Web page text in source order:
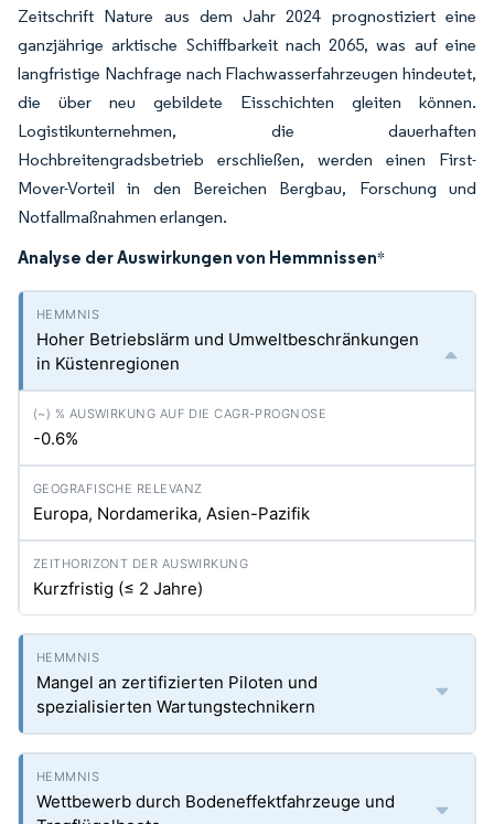
Zeitschrift Nature aus dem Jahr 2024 prognostiziert eine
ganzjährige arktische Schiffbarkeit nach 2065, was auf eine
langfristige Nachfrage nach Flachwasserfahrzeugen hindeutet,
die über neu gebildete Eisschichten gleiten können.
Logistikunternehmen, die dauerhaften
Hochbreitengradsbetrieb erschließen, werden einen First-
Mover-Vorteil in den Bereichen Bergbau, Forschung und
Notfallmaßnahmen erlangen.
Analyse der Auswirkungen von Hemmnissen*
Hoher Betriebslärm und Umweltbeschränkungen
in Küstenregionen
-0.6%
Europa, Nordamerika, Asien-Pazifik
Kurzfristig (≤ 2 Jahre)
Mangel an zertifizierten Piloten und
spezialisierten Wartungstechnikern
Wettbewerb durch Bodeneffektfahrzeuge und